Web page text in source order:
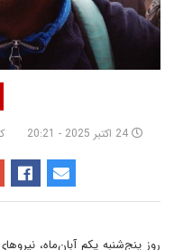
24 اکتبر 2025 - 20:21
روز پنج‌شنبه یکم آبان‌ماه،